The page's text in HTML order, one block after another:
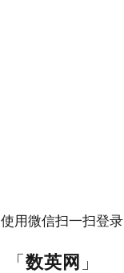
使用微信扫一扫登录
「数英网 」